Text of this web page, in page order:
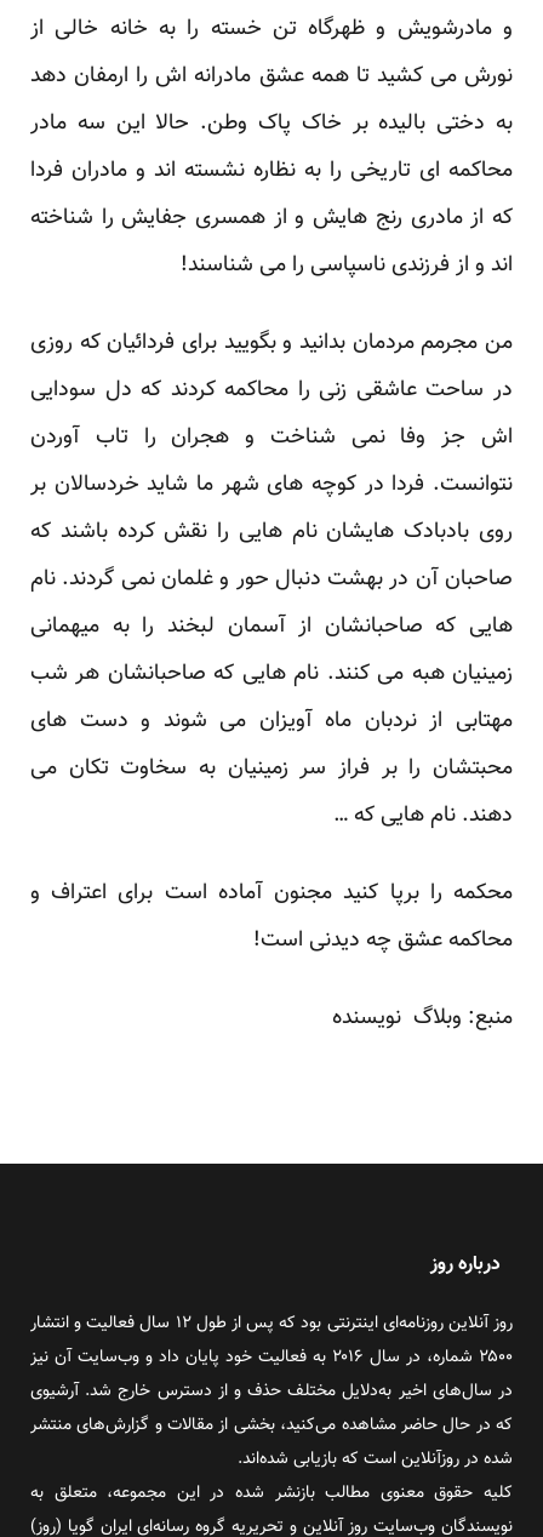
و مادرشویش و ظهرگاه تن خسته را به خانه خالی از
نورش می کشید تا همه عشق مادرانه اش را ارمفان دهد
به دختی بالیده بر خاک پاک وطن. حالا این سه مادر
محاکمه ای تاریخی را به نظاره نشسته اند و مادران فردا
که از مادری رنج هایش و از همسری جفایش را شناخته
اند و از فرزندی ناسپاسی را می شناسند!
من مجرمم مردمان بدانید و بگویید برای فردائیان که روزی
در ساحت عاشقی زنی را محاکمه کردند که دل سودایی
اش جز وفا نمی شناخت و هجران را تاب آوردن
نتوانست. فردا در کوچه های شهر ما شاید خردسالان بر
روی بادبادک هایشان نام هایی را نقش کرده باشند که
صاحبان آن در بهشت دنبال حور و غلمان نمی گردند. نام
هایی که صاحبانشان از آسمان لبخند را به میهمانی
زمینیان هبه می کنند. نام هایی که صاحبانشان هر شب
مهتابی از نردبان ماه آویزان می شوند و دست های
محبتشان را بر فراز سر زمینیان به سخاوت تکان می
دهند. نام هایی که …
محکمه را برپا کنید مجنون آماده است برای اعتراف و
محاکمه عشق چه دیدنی است!
منبع: وبلاگ نویسنده
درباره روز
روز آنلاین روزنامه‌ای اینترنتی بود که پس از طول ۱۲ سال فعالیت و انتشار
۲۵۰۰ شماره، در سال ۲۰۱۶ به فعالیت خود پایان داد و وب‌سایت آن نیز
در سال‌های اخیر به‌دلایل مختلف حذف و از دسترس خارج شد. آرشیوی
که در حال حاضر مشاهده می‌کنید، بخشی از مقالات و گزارش‌های منتشر
شده در روزآنلاین است که بازیابی شده‌اند.
کلیه حقوق معنوی مطالب بازنشر شده در این مجموعه، متعلق به
نویسندگان وب‌سایت روز آنلاین و تحریریه گروه رسانه‌ای ایران گویا (روز)